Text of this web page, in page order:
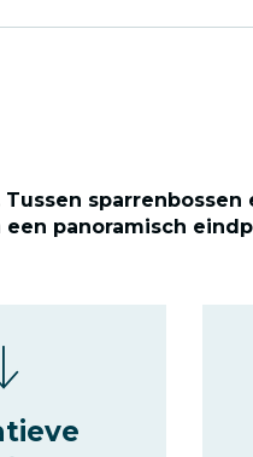
sparrenbossen
panoramisch